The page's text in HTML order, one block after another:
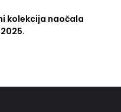
kolekcija naočala